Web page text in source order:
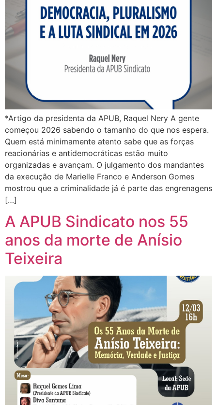
*Artigo da presidenta da APUB, Raquel Nery A gente
começou 2026 sabendo o tamanho do que nos espera.
Quem está minimamente atento sabe que as forças
reacionárias e antidemocráticas estão muito
organizadas e avançam. O julgamento dos mandantes
da execução de Marielle Franco e Anderson Gomes
mostrou que a criminalidade já é parte das engrenagens
[…]
A APUB Sindicato nos 55
anos da morte de Anísio
Teixeira